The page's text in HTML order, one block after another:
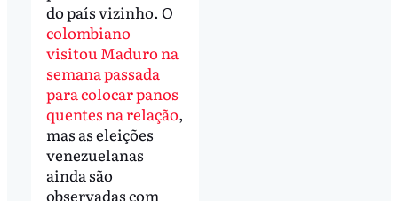
do país vizinho. O
colombiano
visitou Maduro na
semana passada
para colocar panos
quentes na relação,
mas as eleições
venezuelanas
ainda são
observadas com